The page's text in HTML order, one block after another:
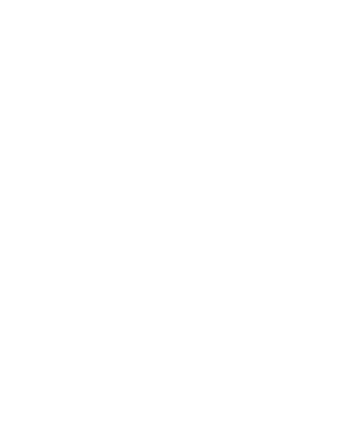
du débiteur
points. Il doit être
la banque du
de
reconnaissance